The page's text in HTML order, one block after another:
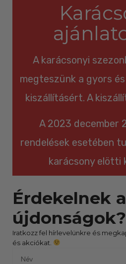
A karácsonyi
megteszünk a gyors
kiszállításért. A
A 2023 december
rendelések esetében
karácsony elötti
Érdekelnek
újdonságok?
Iratkozz fel hírlevelünkre és
és akciókat.